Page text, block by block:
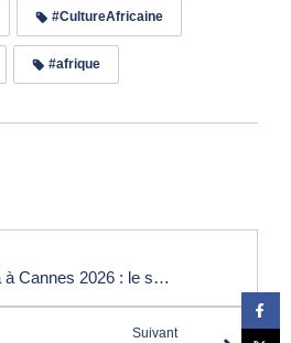
#CultureAfricaine
#afrique
Eye Haïdara à Cannes 2026 : le symbole puissant d’une nouvelle visibilité dans le cinéma français
Suivant